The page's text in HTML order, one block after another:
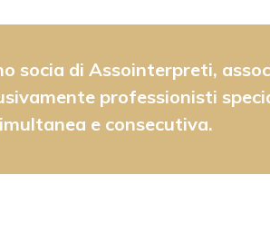
socia di Assointerpreti,
professionisti
e consecutiva.